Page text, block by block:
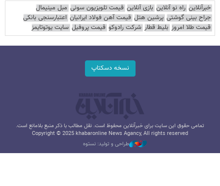
خبرآنلاین راه نو آنلاین بازی آنلاین قیمت تلویزیون سونی مبل مینیمال
جراح بینی گوشتی پرشین هتل قیمت آهن فولاد ایرانیان اعتبارسنجی بانکی
قیمت طلا امروز بلیط قطار شرکت رادوکو قیمت پروفیل سایت یوتوتایمز
نسخه دسکتاپ
تمامی حقوق این سایت برای خبرآنلاین محفوظ است. نقل مطالب با ذکر منبع بلامانع است.
Copyright © 2025 khabaronline News Agancy, All rights reserved
طراحی و تولید: نستوه